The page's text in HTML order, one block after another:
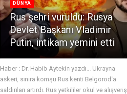
DÜNYA
Rus şehri vuruldu: Rusya
Devlet Başkanı Vladimir
Putin, intikam yemini etti
Haber : Dr. Habib Aytekin yazdı... Ukrayna
askeri, sınıra komşu Rus kenti Belgorod'a
saldırıları artırdı. Rus yetkililer okul ve alışveriş